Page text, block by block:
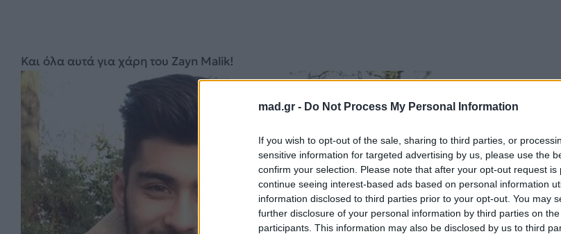
mad.gr - Do Not Process My Personal Information
If you wish to opt-out of the sale, sharing to third parties, or
sensitive information for targeted advertising by us, please use the
confirm your selection. Please note that after your opt-out request is
continue seeing interest-based ads based on personal information
information disclosed to third parties prior to your opt-out. You may
further disclosure of your personal information by third parties on the
participants. This information may also be disclosed by us to third
Και όλα αυτά για χάρη του Zayn Malik!